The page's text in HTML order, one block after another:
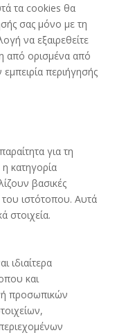
τα cookies θα
σας μόνο με τη
να εξαιρεθείτε
από ορισμένα από
περιήγησής
για τη
κατηγορία
βασικές
του ιστότοπου. Αυτά
στοιχεία.
ιδιαίτερα
και
προσωπικών